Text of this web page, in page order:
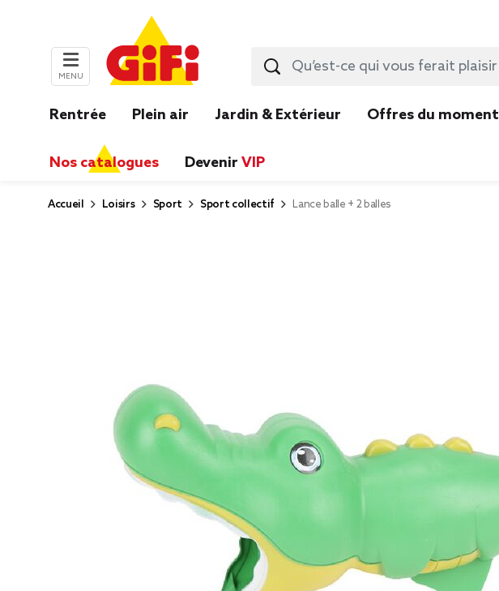
MENU
Rentrée Plein air Jardin & Extérieur Offres du moment
Nos catalogues Devenir VIP
Accueil Loisirs Sport Sport collectif Lance balle + 2 balles